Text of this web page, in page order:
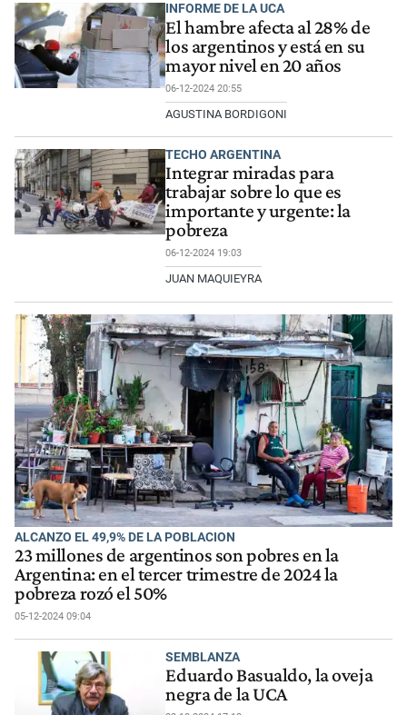
INFORME DE LA UCA
El hambre afecta al 28% de
los argentinos y está en su
mayor nivel en 20 años
06-12-2024 20:55
AGUSTINA BORDIGONI
TECHO ARGENTINA
Integrar miradas para
trabajar sobre lo que es
importante y urgente: la
pobreza
06-12-2024 19:03
JUAN MAQUIEYRA
ALCANZO EL 49,9% DE LA POBLACION
23 millones de argentinos son pobres en la
Argentina: en el tercer trimestre de 2024 la
pobreza rozó el 50%
05-12-2024 09:04
SEMBLANZA
Eduardo Basualdo, la oveja
negra de la UCA